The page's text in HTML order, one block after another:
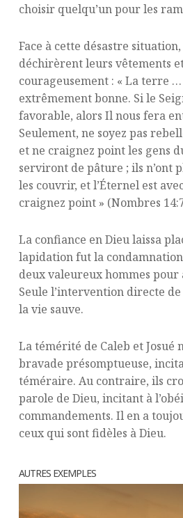
choisir quelqu’un pour les
Face à cette désastre situation,
déchirèrent leurs vêtements
courageusement : « La terre
extrêmement bonne. Si le
favorable, alors Il nous fera
Seulement, ne soyez pas
et ne craignez point les gens
serviront de pâture ; ils n’ont
les couvrir, et l’Éternel est
craignez point » (Nombres
La confiance en Dieu laissa
lapidation fut la
deux valeureux hommes
Seule l’intervention directe
la vie sauve.
La témérité de Caleb et Josué
bravade présomptueuse,
téméraire. Au contraire, ils
parole de Dieu, incitant à
commandements. Il en a
ceux qui sont fidèles à Dieu.
AUTRES EXEMPLES